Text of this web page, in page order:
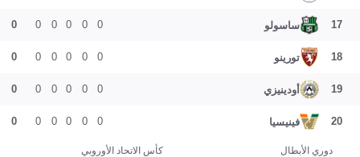
17 ساسولو 0
0
0
0
0
0
18 تورينو 0
0
0
0
0
0
19 أودينيزي 0
0
0
0
0
0
20 فينيسيا 0
0
0
0
0
0
دوري الأبطال كأس الاتحاد الأوروبي